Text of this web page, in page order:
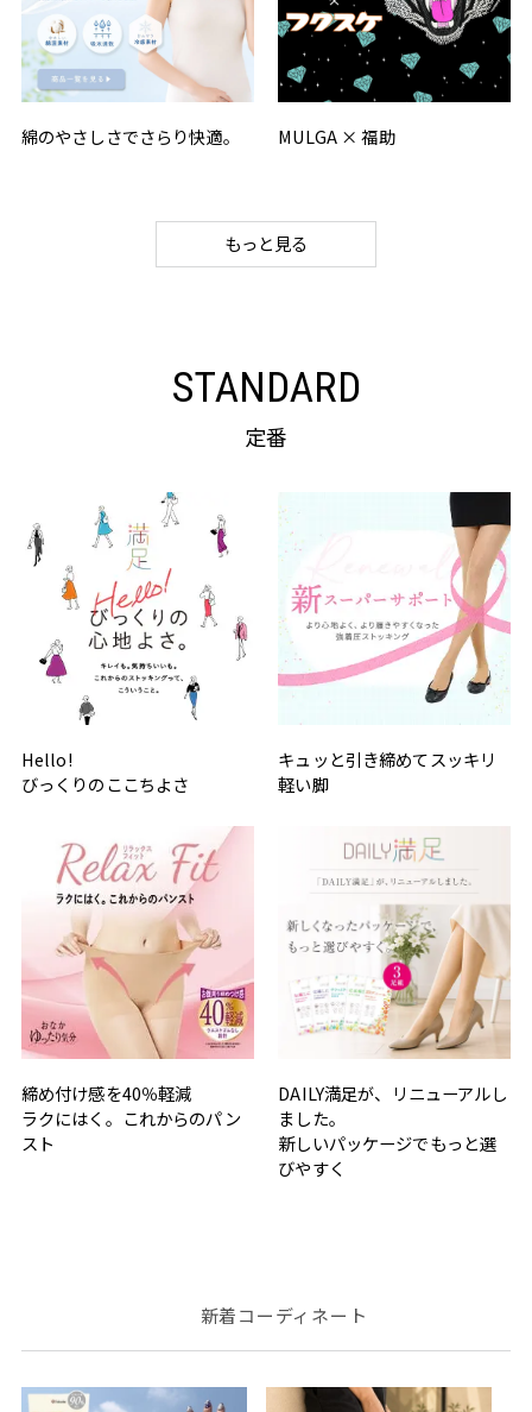
綿のやさしさでさらり快適。 MULGA × 福助
もっと見る
STANDARD
定番
Hello!
びっくりのここちよさ
キュッと引き締めてスッキリ
軽い脚
締め付け感を40％軽減
ラクにはく。これからのパン
スト
DAILY満足が、リニューアルし
ました。
新しいパッケージでもっと選
びやすく
新着コーディネート